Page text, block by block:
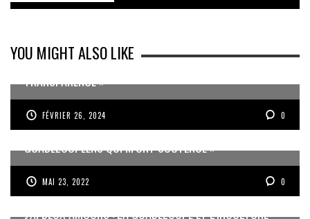
YOU MIGHT ALSO LIKE
RACHAT DE L’EXPRESS DES ÎLES « UN MANQUE DE
TRANSPARENCE »
FÉVRIER 26, 2024 0
« J’AI UNE PENSÉE PARTICULIÈRE POUR LES
GUADELOUPÉENS QUI M’ONT SOUTENUE »
MAI 23, 2022 0
J’AI DEUX AMOURS : LA GUADELOUPE ET L’INCULTURE